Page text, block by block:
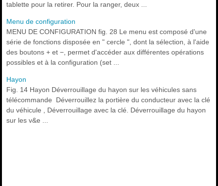
tablette pour la retirer. Pour la ranger, deux ...
Menu de configuration
MENU DE CONFIGURATION fig. 28 Le menu est composé d'une
série de fonctions disposée en " cercle ", dont la sélection, à l'aide
des boutons + et −, permet d'accéder aux différentes opérations
possibles et à la configuration (set ...
Hayon
Fig. 14 Hayon Déverrouillage du hayon sur les véhicules sans
télécommande Déverrouillez la portière du conducteur avec la clé
du véhicule , Déverrouillage avec la clé. Déverrouillage du hayon
sur les v&e ...